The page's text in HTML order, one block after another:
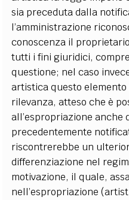
sia preceduta dalla
l’amministrazione
conoscenza il
tutti i fini giuridici,
questione; nel caso
artistica questo
rilevanza, atteso che è
all’espropriazione anche
precedentemente
riscontrerebbe un
differenziazione nel
motivazione, il quale,
nell’espropriazione